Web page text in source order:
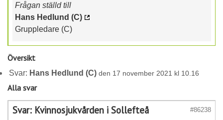
Frågan ställd till
Hans Hedlund (C)
Gruppledare (C)
Översikt
Svar: Hans Hedlund (C) den 17 november 2021 kl 10.16
Alla svar
#86238
Svar: Kvinnosjukvården i Sollefteå